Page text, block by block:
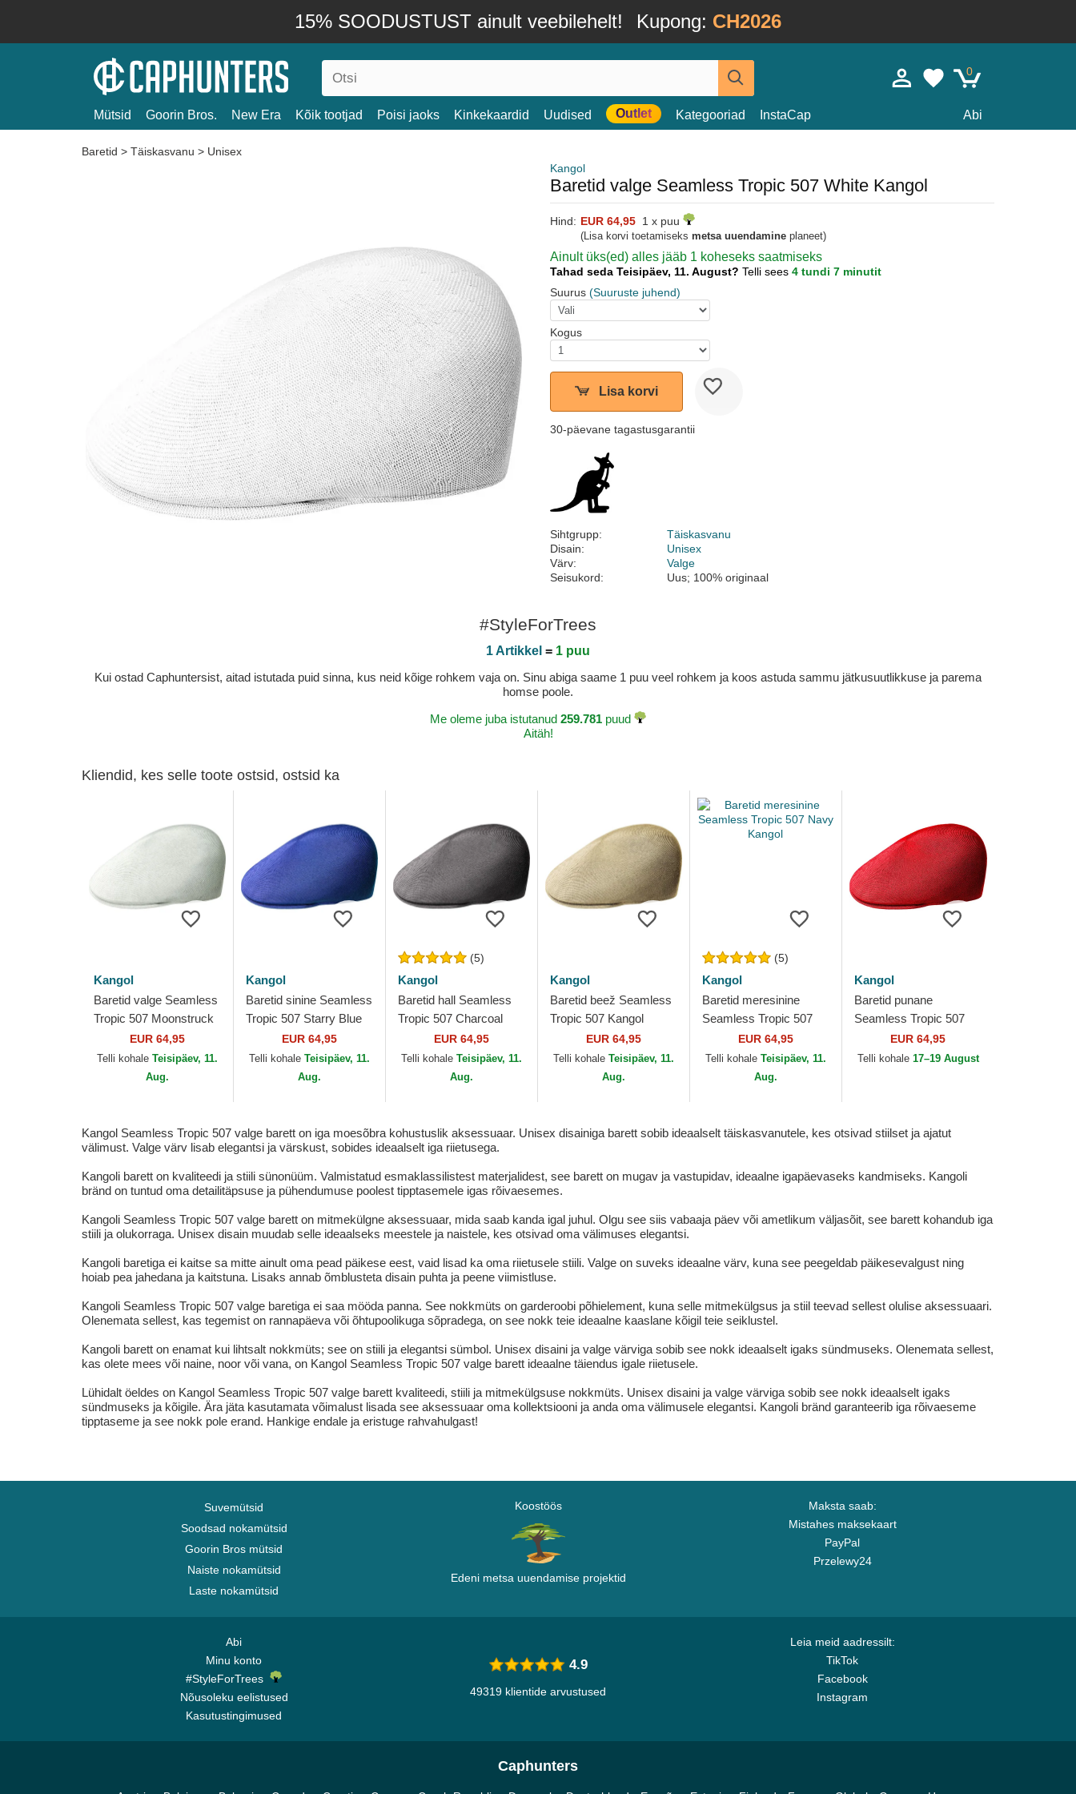
15% SOODUSTUST ainult veebilehelt! Kupong: CH2026
0
Mütsid Goorin Bros. New Era Kõik tootjad Poisi jaoks Kinkekaardid Uudised Outlet Kategooriad InstaCap Abi
Baretid > Täiskasvanu > Unisex
Kangol
Baretid valge Seamless Tropic 507 White Kangol
Hind: EUR 64,95 1 x puu
(Lisa korvi toetamiseks metsa uuendamine planeet)
Ainult üks(ed) alles jääb 1 koheseks saatmiseks
Tahad seda Teisipäev, 11. August? Telli sees 4 tundi 7 minutit
Suurus (Suuruste juhend)
Kogus
Lisa korvi
30-päevane tagastusgarantii
Sihtgrupp:
Täiskasvanu
Disain:
Unisex
Värv:
Valge
Seisukord:
Uus; 100% originaal
#StyleForTrees
1 Artikkel = 1 puu
Kui ostad Caphuntersist, aitad istutada puid sinna, kus neid kõige rohkem vaja on. Sinu abiga saame 1 puu veel rohkem ja koos astuda sammu jätkusuutlikkuse ja parema
homse poole.
Me oleme juba istutanud 259.781 puud
Aitäh!
Kliendid, kes selle toote ostsid, ostsid ka
Kangol
Baretid valge Seamless
Tropic 507 Moonstruck
EUR 64,95
Telli kohale Teisipäev, 11.
Aug.
Kangol
Baretid sinine Seamless
Tropic 507 Starry Blue
EUR 64,95
Telli kohale Teisipäev, 11.
Aug.
(5)
Kangol
Baretid hall Seamless
Tropic 507 Charcoal
EUR 64,95
Telli kohale Teisipäev, 11.
Aug.
Kangol
Baretid beež Seamless
Tropic 507 Kangol
EUR 64,95
Telli kohale Teisipäev, 11.
Aug.
(5)
Kangol
Baretid meresinine
Seamless Tropic 507
Navy Kangol
EUR 64,95
Telli kohale Teisipäev, 11.
Aug.
Kangol
Baretid punane
Seamless Tropic 507
Scarlet Kangol
EUR 64,95
Telli kohale 17–19 August
Kangol Seamless Tropic 507 valge barett on iga moesõbra kohustuslik aksessuaar. Unisex disainiga barett sobib ideaalselt täiskasvanutele, kes otsivad stiilset ja ajatut
välimust. Valge värv lisab elegantsi ja värskust, sobides ideaalselt iga riietusega.
Kangoli barett on kvaliteedi ja stiili sünonüüm. Valmistatud esmaklassilistest materjalidest, see barett on mugav ja vastupidav, ideaalne igapäevaseks kandmiseks. Kangoli
bränd on tuntud oma detailitäpsuse ja pühendumuse poolest tipptasemele igas rõivaesemes.
Kangoli Seamless Tropic 507 valge barett on mitmekülgne aksessuaar, mida saab kanda igal juhul. Olgu see siis vabaaja päev või ametlikum väljasõit, see barett kohandub iga
stiili ja olukorraga. Unisex disain muudab selle ideaalseks meestele ja naistele, kes otsivad oma välimuses elegantsi.
Kangoli baretiga ei kaitse sa mitte ainult oma pead päikese eest, vaid lisad ka oma riietusele stiili. Valge on suveks ideaalne värv, kuna see peegeldab päikesevalgust ning
hoiab pea jahedana ja kaitstuna. Lisaks annab õmblusteta disain puhta ja peene viimistluse.
Kangoli Seamless Tropic 507 valge baretiga ei saa mööda panna. See nokkmüts on garderoobi põhielement, kuna selle mitmekülgsus ja stiil teevad sellest olulise aksessuaari.
Olenemata sellest, kas tegemist on rannapäeva või õhtupoolikuga sõpradega, on see nokk teie ideaalne kaaslane kõigil teie seiklustel.
Kangoli barett on enamat kui lihtsalt nokkmüts; see on stiili ja elegantsi sümbol. Unisex disaini ja valge värviga sobib see nokk ideaalselt igaks sündmuseks. Olenemata sellest,
kas olete mees või naine, noor või vana, on Kangol Seamless Tropic 507 valge barett ideaalne täiendus igale riietusele.
Lühidalt öeldes on Kangol Seamless Tropic 507 valge barett kvaliteedi, stiili ja mitmekülgsuse nokkmüts. Unisex disaini ja valge värviga sobib see nokk ideaalselt igaks
sündmuseks ja kõigile. Ära jäta kasutamata võimalust lisada see aksessuaar oma kollektsiooni ja anda oma välimusele elegantsi. Kangoli bränd garanteerib iga rõivaeseme
tipptaseme ja see nokk pole erand. Hankige endale ja eristuge rahvahulgast!
Suvemütsid
Soodsad nokamütsid
Goorin Bros mütsid
Naiste nokamütsid
Laste nokamütsid
Koostöös
Edeni metsa uuendamise projektid
Maksta saab:
Mistahes maksekaart
PayPal
Przelewy24
Abi
Minu konto
#StyleForTrees
Nõusoleku eelistused
Kasutustingimused
Leia meid aadressilt:
TikTok
Facebook
Instagram
4.9
49319 klientide arvustused
Caphunters